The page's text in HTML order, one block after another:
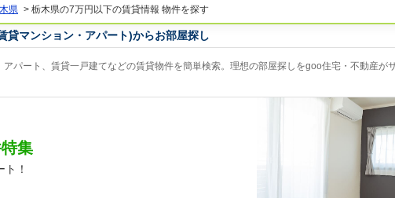
県 > 栃木県の7万円以下の賃貸情報 物件を探す
貸マンション・アパート)からお部屋探し
パート、賃貸一戸建てなどの賃貸物件を簡単検索。理想の部屋探しをgoo住宅・不動産が
集
！